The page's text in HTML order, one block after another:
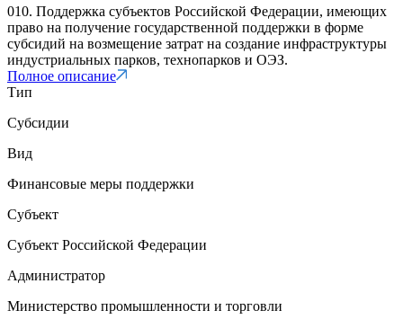
010. Поддержка субъектов Российской Федерации, имеющих
право на получение государственной поддержки в форме
субсидий на возмещение затрат на создание инфраструктуры
индустриальных парков, технопарков и ОЭЗ.
Полное описание
Тип
Субсидии
Вид
Финансовые меры поддержки
Субъект
Субъект Российской Федерации
Администратор
Министерство промышленности и торговли